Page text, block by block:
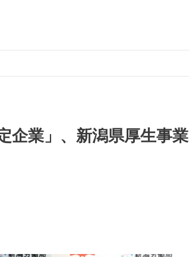
企業」、新潟県厚生事業